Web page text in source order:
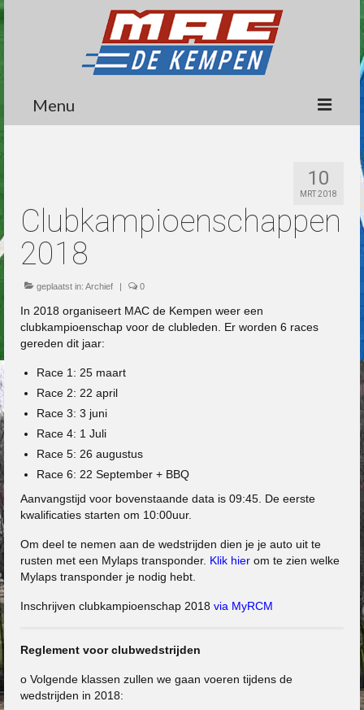
Menu
Lidmaatschap
Wedstrijden
Media
Informatie
Contact
10
MRT 2018
Clubkampioenschappen
2018
geplaatst in: Archief | 0
In 2018 organiseert MAC de Kempen weer een
clubkampioenschap voor de clubleden. Er worden 6 races
gereden dit jaar:
Race 1: 25 maart
Race 2: 22 april
Race 3: 3 juni
Race 4: 1 Juli
Race 5: 26 augustus
Race 6: 22 September + BBQ
Aanvangstijd voor bovenstaande data is 09:45. De eerste
kwalificaties starten om 10:00uur.
Om deel te nemen aan de wedstrijden dien je je auto uit te
rusten met een Mylaps transponder. Klik hier om te zien welke
Mylaps transponder je nodig hebt.
Inschrijven clubkampioenschap 2018 via MyRCM
Reglement voor clubwedstrijden
o Volgende klassen zullen we gaan voeren tijdens de
wedstrijden in 2018: